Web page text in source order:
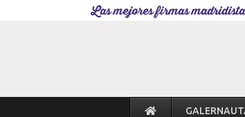
Las mejores firmas